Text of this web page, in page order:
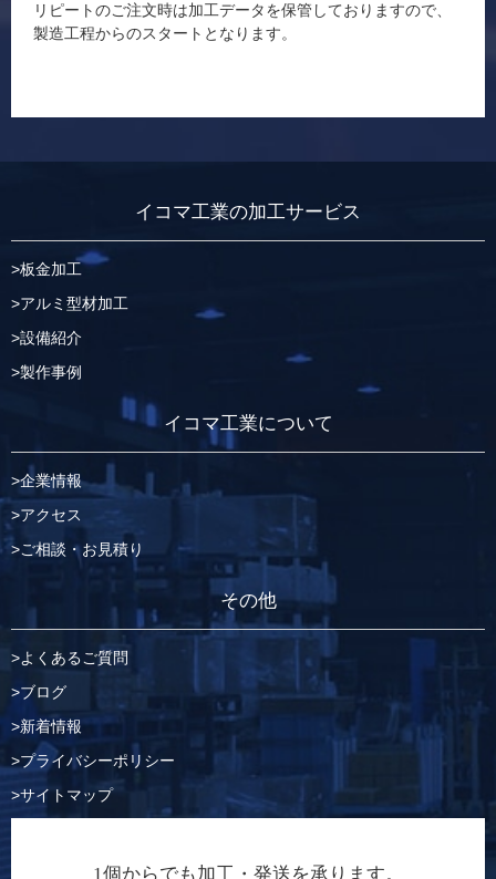
リピートのご注文時は加工データを保管しておりますので、
製造工程からのスタートとなります。
イコマ工業の加工サービス
板金加工
アルミ型材加工
設備紹介
製作事例
イコマ工業について
企業情報
アクセス
ご相談・お見積り
その他
よくあるご質問
ブログ
新着情報
プライバシーポリシー
サイトマップ
1個からでも加工・発送を承ります。